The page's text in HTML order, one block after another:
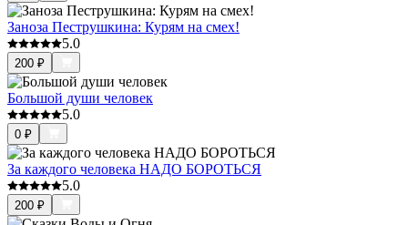
Заноза Пеструшкина: Курям на смех!
5.0
200 ₽
Большой души человек
5.0
0 ₽
За каждого человека НАДО БОРОТЬСЯ
5.0
200 ₽